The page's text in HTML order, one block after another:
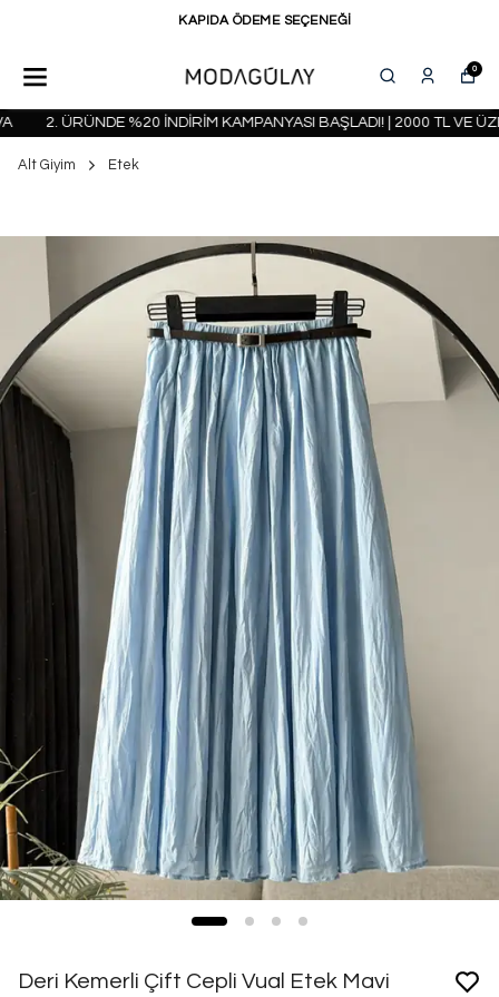
KAPIDA ÖDEME SEÇENEĞİ
0
2. ÜRÜNDE %20 İNDİRİM KAMPANYASI BAŞLADI! | 2000 TL VE
Alt Giyim Etek
Deri Kemerli Çift Cepli Vual Etek Mavi